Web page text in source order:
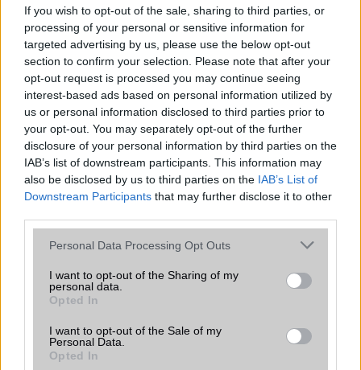
If you wish to opt-out of the sale, sharing to third parties, or
processing of your personal or sensitive information for
targeted advertising by us, please use the below opt-out
section to confirm your selection. Please note that after your
opt-out request is processed you may continue seeing
interest-based ads based on personal information utilized by
us or personal information disclosed to third parties prior to
your opt-out. You may separately opt-out of the further
disclosure of your personal information by third parties on the
IAB’s list of downstream participants. This information may
also be disclosed by us to third parties on the IAB’s List of
Downstream Participants that may further disclose it to other
Please note that this website/app uses one or more Google
not limited to your visit or usage behaviour. You may click to
grant or deny consent to Google and its third-party tags to
use your data for below specified purposes in below Google
consent section.
Personal Data Processing Opt Outs
I want to opt-out of the Sharing of my
personal data.
Opted In
I want to opt-out of the Sale of my
Personal Data.
Opted In
Számos népszerű Samsung Galaxy
készülék kimarad a One UI 9
frissítésből – itt a lista az érintett
modellekről
2026.06.30| Phone Arena
A One UI 9 érkezése új mesterséges intelligencia-
funkciókat és továbbfejlesztett kezelőfelületet hoz,
azonban több korábbi csúcskategóriás és középkategóriás
Galaxy készülék számára ez lesz az út vége.
iPhone 18 bemutató dátum - ekkor
rántja le a leplet az Apple az új
csúcsmobilokról
2026.06.29| Phone Arena
mellett a régóta pletykált hajlítható iPhone Ultra is
bemutatkozhat, miközben az áremelésekről szóló
találgatások továbbra is beárnyékolják a rajtot.
Az Android rejtett automatizmusai: hat
funkció, amely észrevétlenül könnyíti